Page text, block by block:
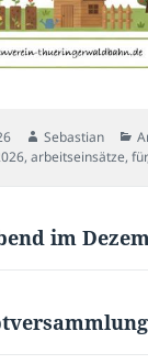
Autor
Sebastian
,arbeitseinsätze,für,
im